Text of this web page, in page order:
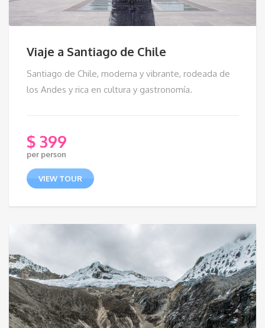
Viaje a Santiago de Chile
Santiago de Chile, moderna y vibrante, rodeada de
los Andes y rica en cultura y gastronomía.
$ 399
per person
VIEW TOUR